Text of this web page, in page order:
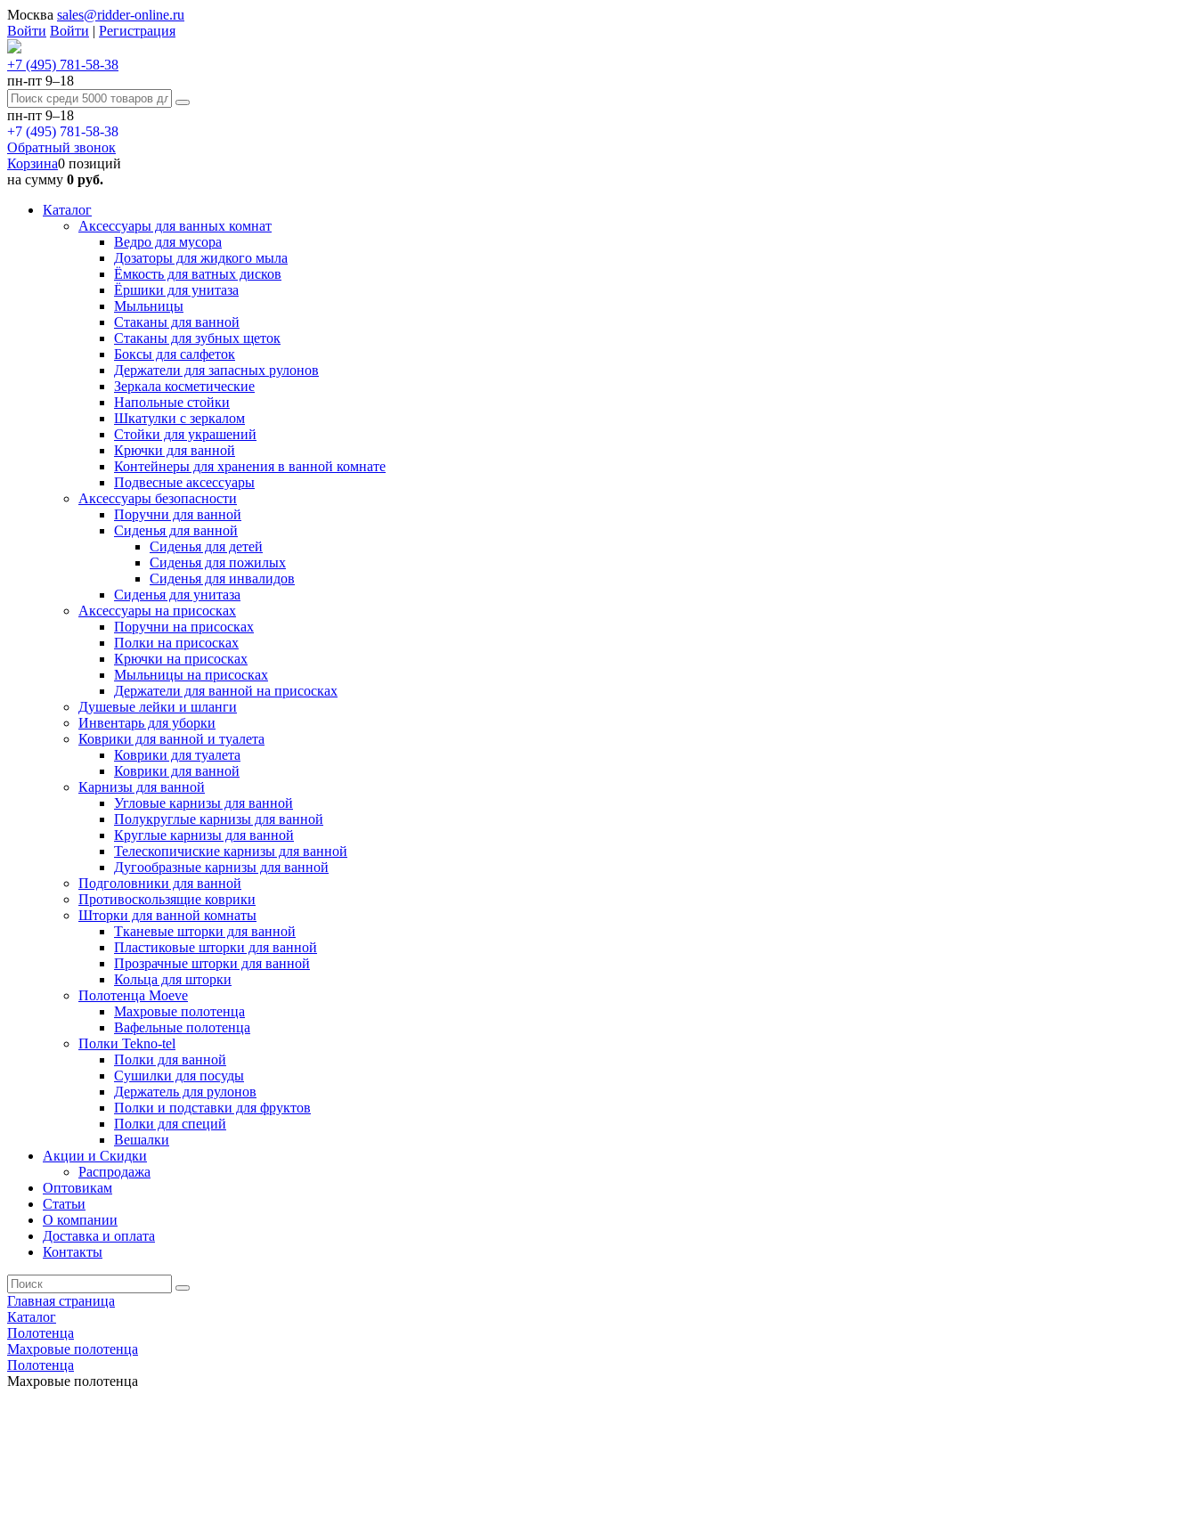
Москва sales@ridder-online.ru
Войти Войти | Регистрация
+7 (495) 781-58-38
пн-пт 9–18
пн-пт 9–18
+7 (495) 781-58-38
Обратный звонок
Корзина0 позиций
на сумму 0 руб.
Каталог
Аксессуары для ванных комнат
Ведро для мусора
Дозаторы для жидкого мыла
Ёмкость для ватных дисков
Ёршики для унитаза
Мыльницы
Стаканы для ванной
Стаканы для зубных щеток
Боксы для салфеток
Держатели для запасных рулонов
Зеркала косметические
Напольные стойки
Шкатулки с зеркалом
Стойки для украшений
Крючки для ванной
Контейнеры для хранения в ванной комнате
Подвесные аксессуары
Аксессуары безопасности
Поручни для ванной
Сиденья для ванной
Сиденья для детей
Сиденья для пожилых
Сиденья для инвалидов
Сиденья для унитаза
Аксессуары на присосках
Поручни на присосках
Полки на присосках
Крючки на присосках
Мыльницы на присосках
Держатели для ванной на присосках
Душевые лейки и шланги
Инвентарь для уборки
Коврики для ванной и туалета
Коврики для туалета
Коврики для ванной
Карнизы для ванной
Угловые карнизы для ванной
Полукруглые карнизы для ванной
Круглые карнизы для ванной
Телескопичиские карнизы для ванной
Дугообразные карнизы для ванной
Подголовники для ванной
Противоскользящие коврики
Шторки для ванной комнаты
Тканевые шторки для ванной
Пластиковые шторки для ванной
Прозрачные шторки для ванной
Кольца для шторки
Полотенца Moeve
Махровые полотенца
Вафельные полотенца
Полки Tekno-tel
Полки для ванной
Сушилки для посуды
Держатель для рулонов
Полки и подставки для фруктов
Полки для специй
Вешалки
Акции и Скидки
Распродажа
Оптовикам
Статьи
О компании
Доставка и оплата
Контакты
Главная страница
Каталог
Полотенца
Махровые полотенца
Полотенца
Махровые полотенца